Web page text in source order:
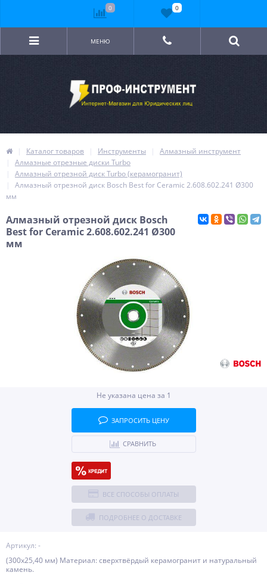
МЕНЮ
Каталог товаров Инструменты
Алмазный инструмент
Алмазные отрезные диски Turbo
Алмазный отрезной диск Turbo (керамогранит)
Алмазный отрезной диск Bosch Best for Ceramic 2.608.602.241 Ø300
мм
Алмазный отрезной диск Bosch
Best for Ceramic 2.608.602.241 Ø300
мм
Артикул: -
(300х25,40 мм) Материал: сверхтвёрдый керамогранит и натуральный
камень.
Не указана цена за 1
ЗАПРОСИТЬ ЦЕНУ
СРАВНИТЬ
ВСЕ СПОСОБЫ ОПЛАТЫ
ПОДРОБНЕЕ О ДОСТАВКЕ
0 0